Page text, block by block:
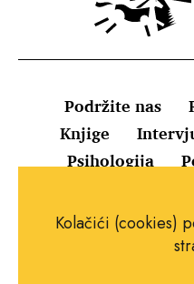
Podržite nas
Knjige
Psihologija
Uvjeti korištenja
Kolačići (cookies)